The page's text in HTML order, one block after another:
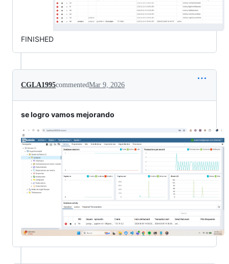
FINISHED
CGLA1995commentedMar 9, 2026
se logro vamos mejorando